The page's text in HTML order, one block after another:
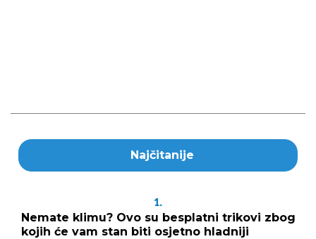
Najčitanije
1.
Nemate klimu? Ovo su besplatni trikovi zbog
kojih će vam stan biti osjetno hladniji